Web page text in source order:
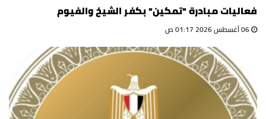
فعاليات مبادرة "تمكين" بكفر الشيخ والفيوم